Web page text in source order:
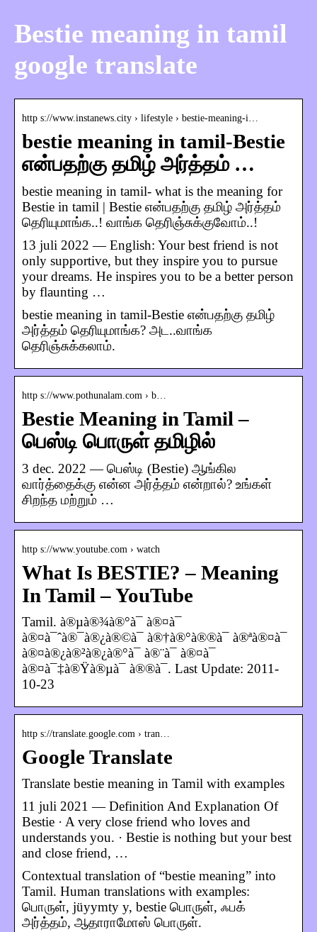
Bestie meaning in tamil
google translate
http s://www.instanews.city › lifestyle › bestie-meaning-i…
bestie meaning in tamil-Bestie
என்பதற்கு தமிழ் அர்த்தம் …
bestie meaning in tamil- what is the meaning for
Bestie in tamil | Bestie என்பதற்கு தமிழ் அர்த்தம்
தெரியுமாங்க..! வாங்க தெரிஞ்சுக்குவோம்..!
13 juli 2022 — English: Your best friend is not
only supportive, but they inspire you to pursue
your dreams. He inspires you to be a better person
by flaunting …
bestie meaning in tamil-Bestie என்பதற்கு தமிழ்
அர்த்தம் தெரியுமாங்க? அட..வாங்க
தெரிஞ்சுக்கலாம்.
http s://www.pothunalam.com › b…
Bestie Meaning in Tamil –
பெஸ்டி பொருள் தமிழில்
3 dec. 2022 — பெஸ்டி (Bestie) ஆங்கில
வார்த்தைக்கு என்ன அர்த்தம் என்றால்? உங்கள்
சிறந்த மற்றும் …
http s://www.youtube.com › watch
What Is BESTIE? – Meaning
In Tamil – YouTube
Tamil. à®µà®¾à®°à¯ à®¤à¯
à®¤à¯ˆà®¯à®¿à®©à¯ à®†à®°à®®à¯ à®ªà®¤à¯
à®¤à®¿à®²à®¿à®°à¯ à®¨à¯ à®¤à¯
à®¤à¯‡à®Ÿà®µà¯ à®®à¯. Last Update: 2011-
10-23
http s://translate.google.com › tran…
Google Translate
Translate bestie meaning in Tamil with examples
11 juli 2021 — Definition And Explanation Of
Bestie · A very close friend who loves and
understands you. · Bestie is nothing but your best
and close friend, …
Contextual translation of “bestie meaning” into
Tamil. Human translations with examples:
பொருள், jüyymty y, bestie பொருள், ஃபக்
அர்த்தம், ஆதாராமோஸ் பொருள்.